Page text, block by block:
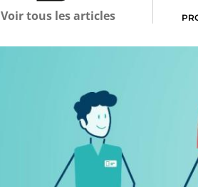
Voir tous les articles